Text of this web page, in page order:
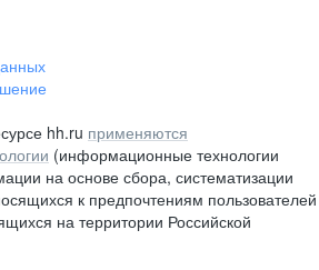
hh.ru применяются
(информационные технологии
на основе сбора, систематизации
к предпочтениям пользователей
на территории Российской